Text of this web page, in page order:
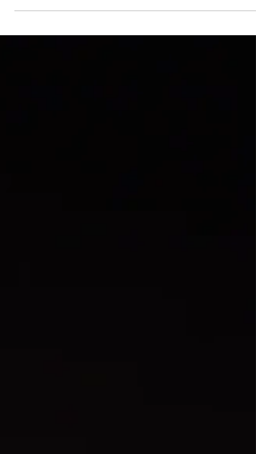
participação de menores e incapazes, desde